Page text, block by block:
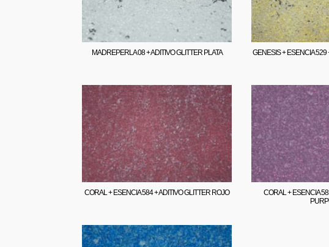
MADREPERLA 08 + ADITIVO GLITTER PLATA GENESIS + ESENCIA 529
CORAL + ESENCIA 584 + ADITIVO GLITTER ROJO
CORAL + ESENCIA